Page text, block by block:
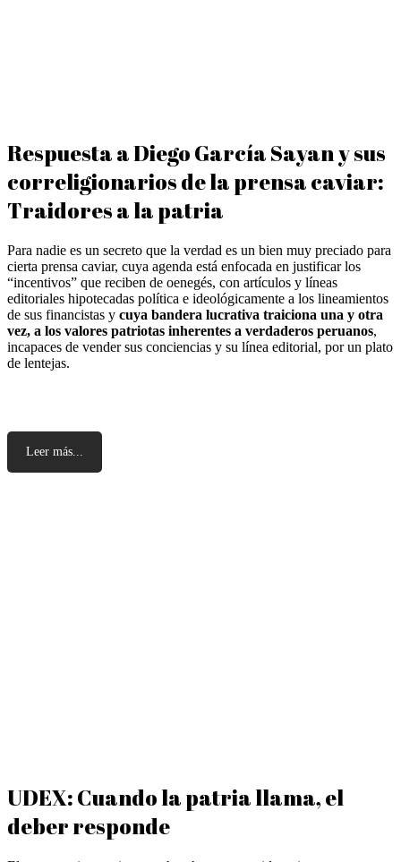
Respuesta a Diego García Sayan y sus
correligionarios de la prensa caviar:
Traidores a la patria
Para nadie es un secreto que la verdad es un bien muy preciado para
cierta prensa caviar, cuya agenda está enfocada en justificar los
“incentivos” que reciben de oenegés, con artículos y líneas
editoriales hipotecadas política e ideológicamente a los lineamientos
de sus financistas y cuya bandera lucrativa traiciona una y otra
vez, a los valores patriotas inherentes a verdaderos peruanos,
incapaces de vender sus conciencias y su línea editorial, por un plato
de lentejas.
Leer más...
UDEX: Cuando la patria llama, el
deber responde